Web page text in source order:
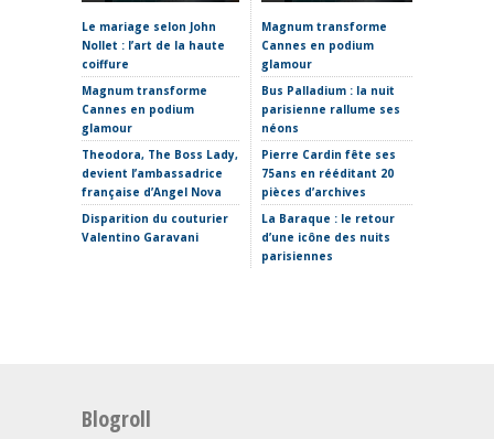
Le mariage selon John
Nollet : l’art de la haute
coiffure
Magnum transforme
Cannes en podium
glamour
Theodora, The Boss Lady,
devient l’ambassadrice
française d’Angel Nova
Disparition du couturier
Valentino Garavani
Magnum transforme
Cannes en podium
glamour
Bus Palladium : la nuit
parisienne rallume ses
néons
Pierre Cardin fête ses
75ans en rééditant 20
pièces d’archives
La Baraque : le retour
d’une icône des nuits
parisiennes
Blogroll